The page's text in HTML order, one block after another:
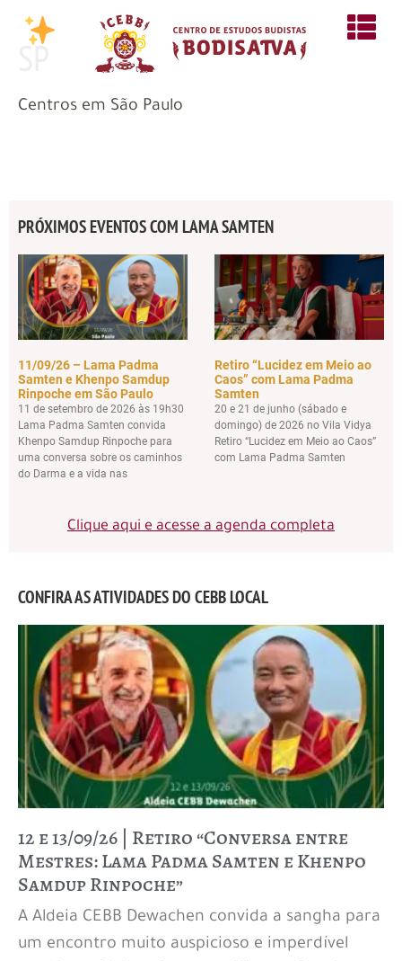
SP
Centros em São Paulo
PRÓXIMOS EVENTOS COM LAMA SAMTEN
11/09/26 – Lama Padma
Samten e Khenpo Samdup
Rinpoche em São Paulo
11 de setembro de 2026 às 19h30
Lama Padma Samten convida
Khenpo Samdup Rinpoche para
uma conversa sobre os caminhos
do Darma e a vida nas
Retiro “Lucidez em Meio ao
Caos” com Lama Padma
Samten
20 e 21 de junho (sábado e
domingo) de 2026 no Vila Vidya
Retiro “Lucidez em Meio ao Caos”
com Lama Padma Samten
Clique aqui e acesse a agenda completa
CONFIRA AS ATIVIDADES DO CEBB LOCAL
12 e 13/09/26 | Retiro “Conversa entre
Mestres: Lama Padma Samten e Khenpo
Samdup Rinpoche”
A Aldeia CEBB Dewachen convida a sangha para
um encontro muito auspicioso e imperdível